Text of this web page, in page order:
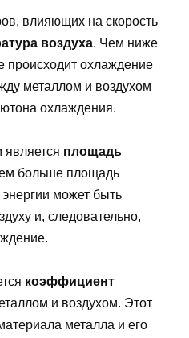
влияющих на скорость
воздуха. Чем ниже
происходит охлаждение
металлом и воздухом
охлаждения.
площадь
больше площадь
может быть
и, следовательно,
коэффициент
и воздухом. Этот
металла и его